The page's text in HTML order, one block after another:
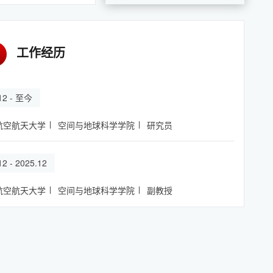
工作经历
- 至今
空航天大学 空间与地球科学学院 研究员
- 2025.12
空航天大学 空间与地球科学学院 副教授